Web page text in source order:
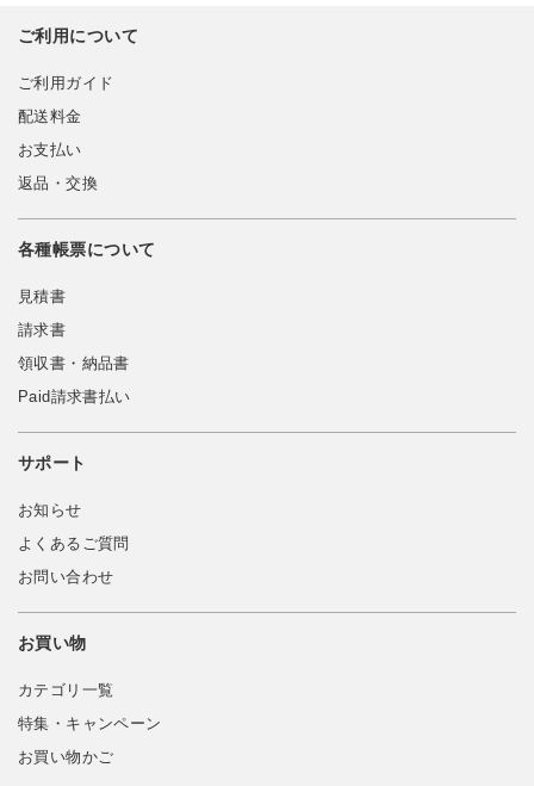
ご利用について
ご利用ガイド
配送料金
お支払い
返品・交換
各種帳票について
見積書
請求書
領収書・納品書
Paid請求書払い
サポート
お知らせ
よくあるご質問
お問い合わせ
お買い物
カテゴリ一覧
特集・キャンペーン
お買い物かご